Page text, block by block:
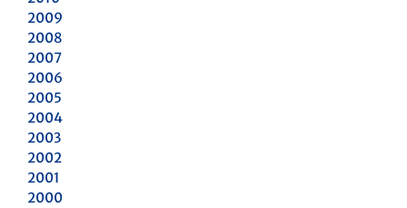
2009
2008
2007
2006
2005
2004
2003
2002
2001
2000